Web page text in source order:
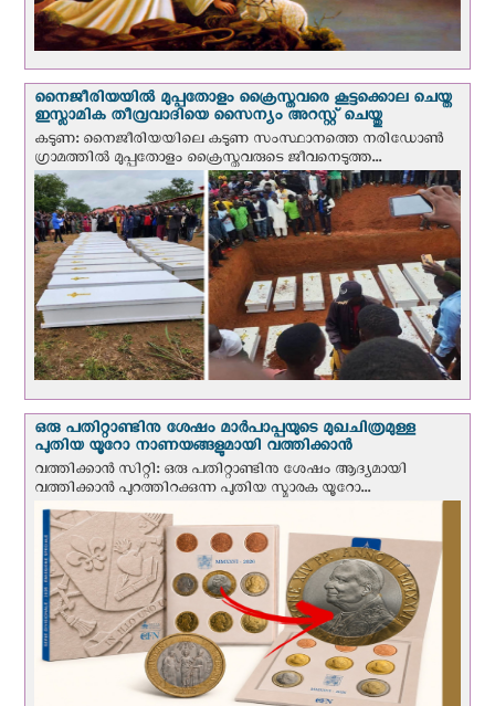
നൈജീരിയയില്‍ മുപ്പതോളം ക്രൈസ്തവരെ കൂട്ടക്കൊല ചെയ്ത
ഇസ്ലാമിക തീവ്രവാദിയെ സൈന്യം അറസ്റ്റ് ചെയ്തു
കടുണ: നൈജീരിയയിലെ കടുണ സംസ്ഥാനത്തെ നരിഡോൺ
ഗ്രാമത്തിൽ മുപ്പതോളം ക്രൈസ്തവരുടെ ജീവനെടുത്ത...
ഒരു പതിറ്റാണ്ടിനു ശേഷം മാർപാപ്പയുടെ മുഖചിത്രമുള്ള
പുതിയ യൂറോ നാണയങ്ങളുമായി വത്തിക്കാന്‍
വത്തിക്കാന്‍ സിറ്റി: ഒരു പതിറ്റാണ്ടിനു ശേഷം ആദ്യമായി
വത്തിക്കാൻ പുറത്തിറക്കുന്ന പുതിയ സ്മാരക യൂറോ...